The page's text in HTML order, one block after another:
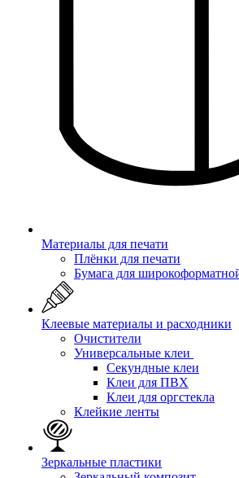
Материалы для печати
Плёнки для печати
Бумага для
Клеевые материалы и расходники
Очистители
Универсальные клеи
Секундные клеи
Клеи для ПВХ
Клеи для оргстекла
Клейкие ленты
Зеркальные пластики